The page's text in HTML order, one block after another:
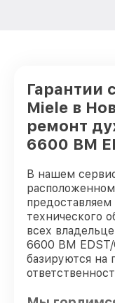
Гарантии
Miele в
ремонт
6600 BM
В нашем
технического
всех
6600 BM
базируются на